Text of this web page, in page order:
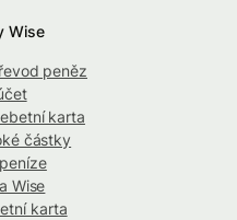
Wise
peněz
karta
částky
Wise
karta